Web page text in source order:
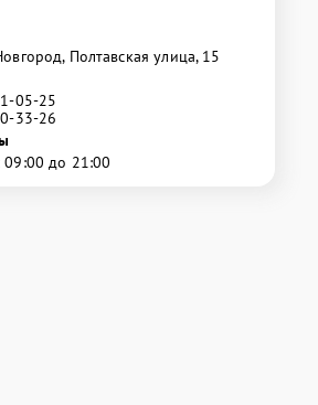
Полтавская улица, 15
05-25
33-26
09:00 до 21:00